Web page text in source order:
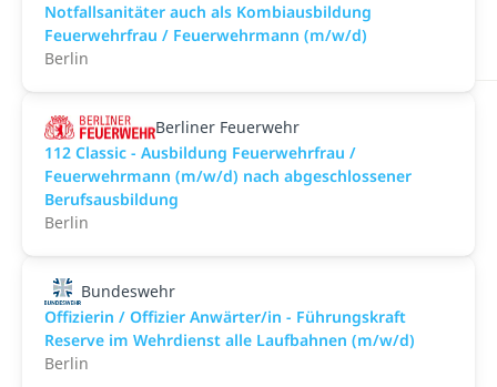
Notfallsanitäter auch als Kombiausbildung
Feuerwehrfrau / Feuerwehrmann (m/w/d)
Berlin
Berliner Feuerwehr
112 Classic - Ausbildung Feuerwehrfrau /
Feuerwehrmann (m/w/d) nach abgeschlossener
Berufsausbildung
Berlin
Bundeswehr
Offizierin / Offizier Anwärter/in - Führungskraft
Reserve im Wehrdienst alle Laufbahnen (m/w/d)
Berlin